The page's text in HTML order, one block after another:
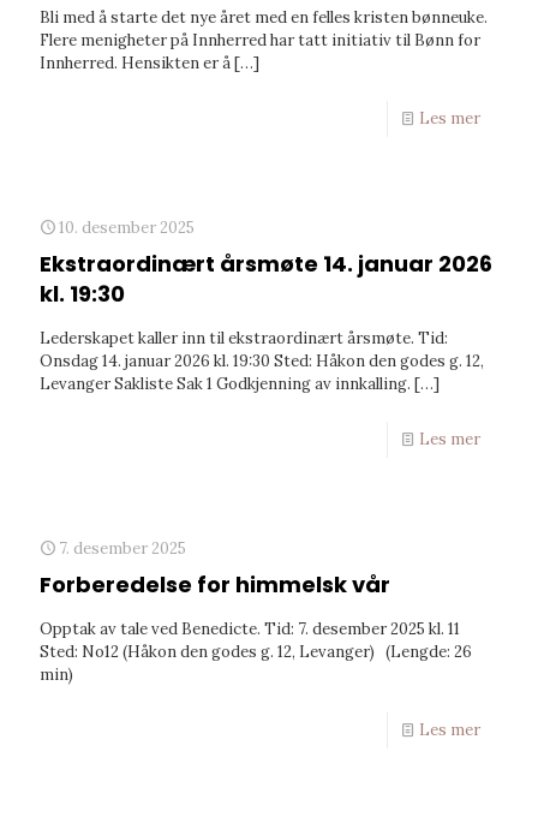
Bli med å starte det nye året med en felles kristen bønneuke.
Flere menigheter på Innherred har tatt initiativ til Bønn for
Innherred. Hensikten er å[…]
Les mer
10. desember 2025
Ekstraordinært årsmøte 14. januar 2026
kl. 19:30
Lederskapet kaller inn til ekstraordinært årsmøte. Tid:
Onsdag 14. januar 2026 kl. 19:30 Sted: Håkon den godes g. 12,
Levanger Sakliste Sak 1 Godkjenning av innkalling. […]
Les mer
7. desember 2025
Forberedelse for himmelsk vår
Opptak av tale ved Benedicte. Tid: 7. desember 2025 kl. 11
Sted: No12 (Håkon den godes g. 12, Levanger) (Lengde: 26
min)
Les mer